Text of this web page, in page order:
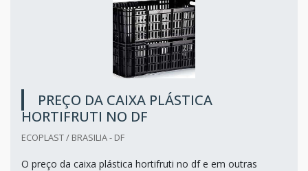
PREÇO DA CAIXA PLÁSTICA
HORTIFRUTI NO DF
ECOPLAST / BRASILIA - DF
O preço da caixa plástica hortifruti no df e em outras